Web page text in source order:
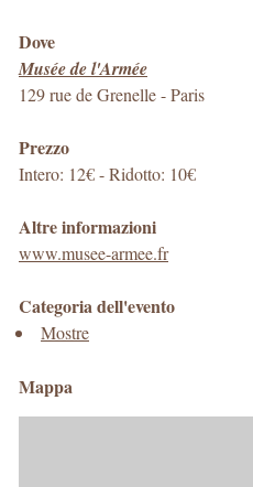
Dove
Musée de l'Armée
129 rue de Grenelle-Paris
Prezzo
Intero: 12€ - Ridotto: 10€
Altre informazioni
www.musee-armee.fr
Categoria dell'evento
Mostre
Mappa